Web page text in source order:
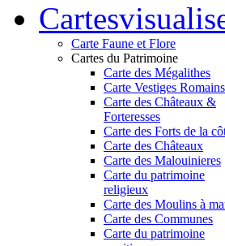
Cartes
Carte Faune et Flore
Cartes du Patrimoine
Carte des Mégalithes
Carte Vestiges Romains
Carte des Châteaux &
Forteresses
Carte des Forts de la
Carte des Châteaux
Carte des Malouinieres
Carte du patrimoine
religieux
Carte des Moulins à
Carte des Communes
Carte du patrimoine